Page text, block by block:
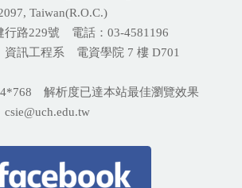
Taiwan(R.O.C.)
行路229號 電話：03-4581196
訊工程系 電資學院 7 樓 D701
解析度已達本站最佳瀏覽效果